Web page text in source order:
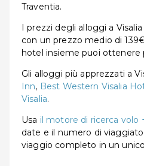
Traventia.
I prezzi degli alloggi a
con un prezzo medio di
hotel insieme puoi ottenere
Gli alloggi più apprezzati a
Inn, Best Western Visalia
Visalia.
Usa il motore di ricerca volo
date e il numero di
viaggio completo in un